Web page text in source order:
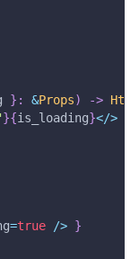
} : &Props) -> Html
}{is_loading}</>
=true /> }